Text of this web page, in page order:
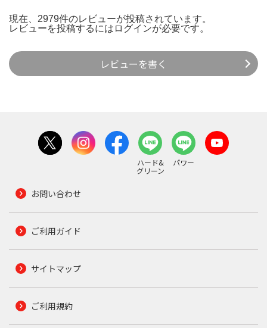
現在、2979件のレビューが投稿されています。
レビューを投稿するには ログインが必要です。
レビューを書く
ハード&
グリーン
パワー
お問い合わせ
ご利用ガイド
サイトマップ
ご利用規約